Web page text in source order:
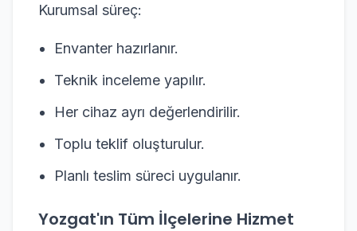
Kurumsal süreç:
Envanter hazırlanır.
Teknik inceleme yapılır.
Her cihaz ayrı değerlendirilir.
Toplu teklif oluşturulur.
Planlı teslim süreci uygulanır.
Yozgat'ın Tüm İlçelerine Hizmet